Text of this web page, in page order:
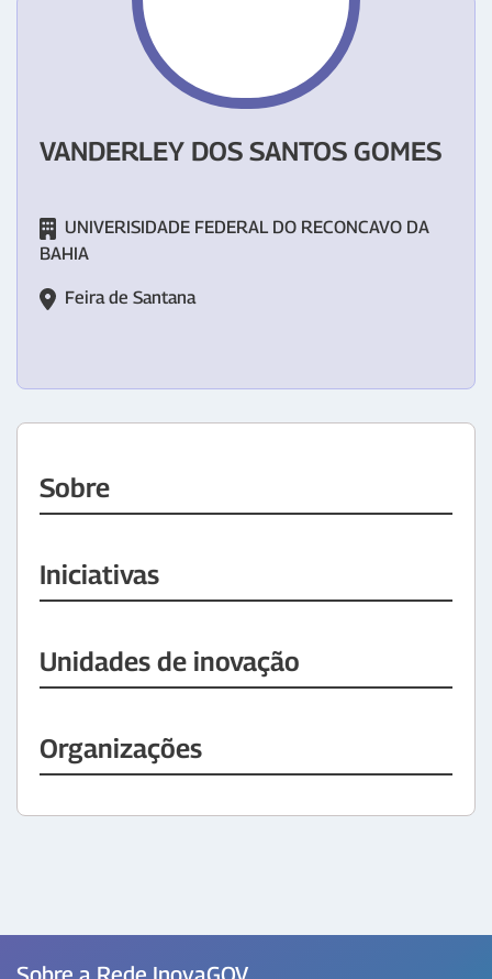
VANDERLEY DOS SANTOS GOMES
UNIVERISIDADE FEDERAL DO RECONCAVO DA
BAHIA
Feira de Santana
Sobre
Iniciativas
Unidades de inovação
Organizações